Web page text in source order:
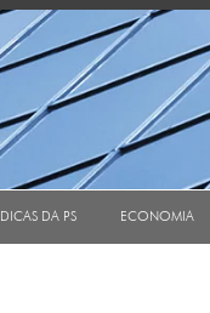
DICAS DA PS ECONOMIA